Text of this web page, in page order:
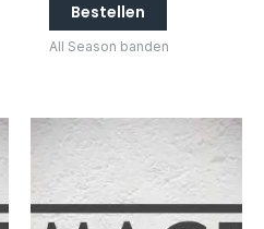
Bestellen
All Season banden